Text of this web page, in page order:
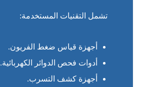
تشمل التقنيات المستخدمة:
أجهزة قياس ضغط الفريون.
أدوات فحص الدوائر الكهربائية.
أجهزة كشف التسرب.